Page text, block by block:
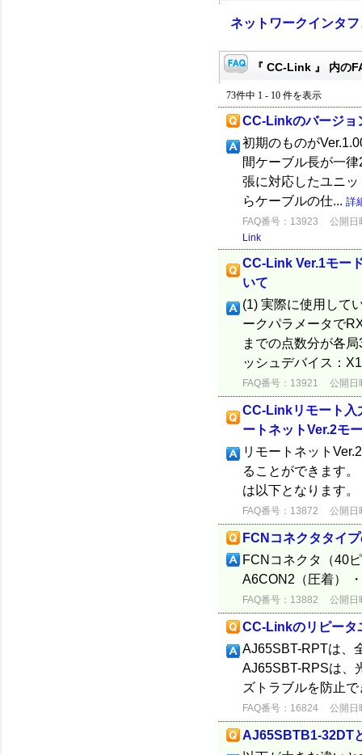
ネットワークインタ
『 CC-Link 』 内の
73件中 1 - 10 件を表示
CC-Linkのバージョ
初期のものが
間ケーブル長が一
張に対応したユニ
らケーブルの仕... 詳
FAQ番号：13923
公開日
Link
CC-Link Ver.1モー
いて
(1) 実際に使用して
ークパラメータで
までの点数分が各
ッシュデバイス：
FAQ番号：13921 公開日
CC-Linkリモート入
ートネットVer.2モ
リモートネット
ることができます
は以下となります
FAQ番号：13872 公開日
FCNコネクタタイ
FCNコネクタ（40
A6CON2（圧着）
FAQ番号：13882 公開日
CC-Linkのリピータ
AJ65SBT-RPTは、
AJ65SBT-RPSは、
ズトラブルを防止
FAQ番号：16824 公開日
AJ65SBTB1-32DT